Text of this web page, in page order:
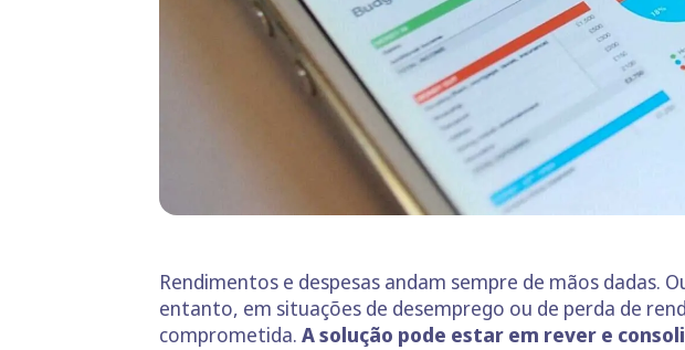
Rendimentos e despesas andam sempre de mãos dadas.
entanto, em situações de desemprego ou de perda de
comprometida. A solução pode estar em rever e